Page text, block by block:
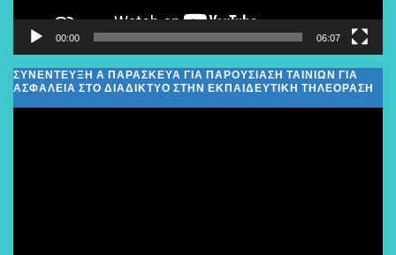
00:00 06:07
ΣΥΝΕΝΤΕΥΞΗ Α ΠΑΡΑΣΚΕΥΑ ΓΙΑ ΠΑΡΟΥΣΙΑΣΗ ΤΑΙΝΙΩΝ ΓΙΑ
ΑΣΦΑΛΕΙΑ ΣΤΟ ΔΙΑΔΙΚΤΥΟ ΣΤΗΝ ΕΚΠΑΙΔΕΥΤΙΚΗ ΤΗΛΕΟΡΑΣΗ